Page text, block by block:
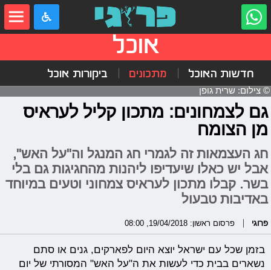
אוכל
חדשות האוכל מתכונים ביקורות אוכל
© צילום: שרית גופן
גם לצמחונים: מתכון קליל לעראיס
מן הצומח
חג העצמאות זה לגמרי חג המנגל וה"על האש",
אבל יש כאלו שיעדיפו ליהנות מהחגיגות גם בלי
בשר. קבלו מתכון לעראיס צמחוני וטעים במיוחד
באדיבות טבעול
פרוגי פרסום ראשון: 19/04/2018, 08:00
בזמן שכל עם ישראל יוצא היום לפארקים, גנים או סתם
נשארים בבית כדי לעשות את ה"על האש" המסורתי של יום